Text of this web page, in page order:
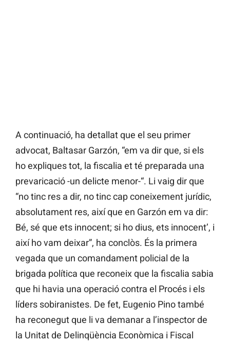
A continuació, ha detallat que el seu primer
advocat, Baltasar Garzón, “em va dir que, si els
ho expliques tot, la fiscalia et té preparada una
prevaricació -un delicte menor-“. Li vaig dir que
“no tinc res a dir, no tinc cap coneixement jurídic,
absolutament res, així que en Garzón em va dir:
Bé, sé que ets innocent; si ho dius, ets innocent’, i
així ho vam deixar”, ha conclòs. És la primera
vegada que un comandament policial de la
brigada política que reconeix que la fiscalia sabia
que hi havia una operació contra el Procés i els
líders sobiranistes. De fet, Eugenio Pino també
ha reconegut que li va demanar a l’inspector de
la Unitat de Delinqüència Econòmica i Fiscal